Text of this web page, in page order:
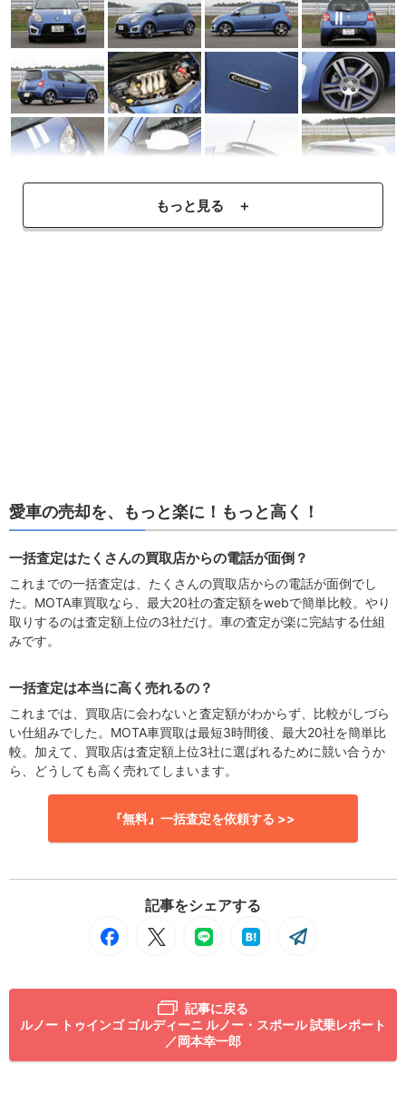
もっと見る ＋
愛車の売却を、もっと楽に！もっと高く！
一括査定はたくさんの買取店からの電話が面倒？
これまでの一括査定は、たくさんの買取店からの電話が面倒でし
た。MOTA車買取なら、最大20社の査定額をwebで簡単比較。やり
取りするのは査定額上位の3社だけ。車の査定が楽に完結する仕組
みです。
一括査定は本当に高く売れるの？
これまでは、買取店に会わないと査定額がわからず、比較がしづら
い仕組みでした。MOTA車買取は最短3時間後、最大20社を簡単比
較。加えて、買取店は査定額上位3社に選ばれるために競い合うか
ら、どうしても高く売れてしまいます。
『無料』一括査定を依頼する >>
記事をシェアする
記事に戻る
ルノー トゥインゴ ゴルディーニ ルノー・スポール 試乗レポート
／岡本幸一郎